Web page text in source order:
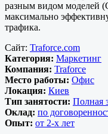
разным видом моделей
максимально
трафика.
Сайт: Traforce.com
Категория: Маркетинг
Компания: Traforce
Место работы: Офис
Локация: Киев
Тип занятости: Полная
Оклад: по
Опыт: от 2-х лет